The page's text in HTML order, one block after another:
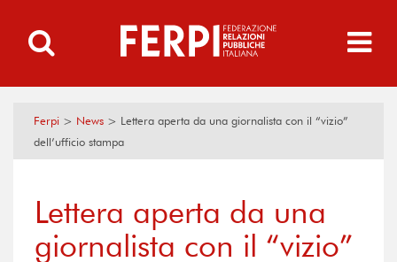
Ferpi > News > Lettera aperta da una giornalista con il “vizio”
dell’ufficio stampa
Lettera aperta da una
giornalista con il “vizio”